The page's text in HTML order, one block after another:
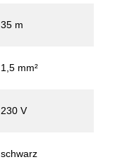
35 m
1,5 mm²
230 V
schwarz